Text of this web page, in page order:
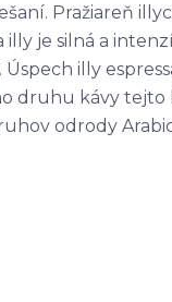
Pražiareň
illy je silná a
illy
druhu kávy tejto
odrody